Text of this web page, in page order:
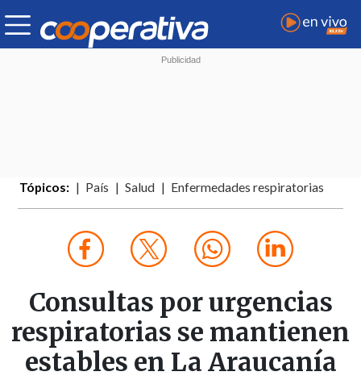
Tópicos: País Salud Enfermedades respiratorias
Consultas por urgencias
respiratorias se mantienen
estables en La Araucanía